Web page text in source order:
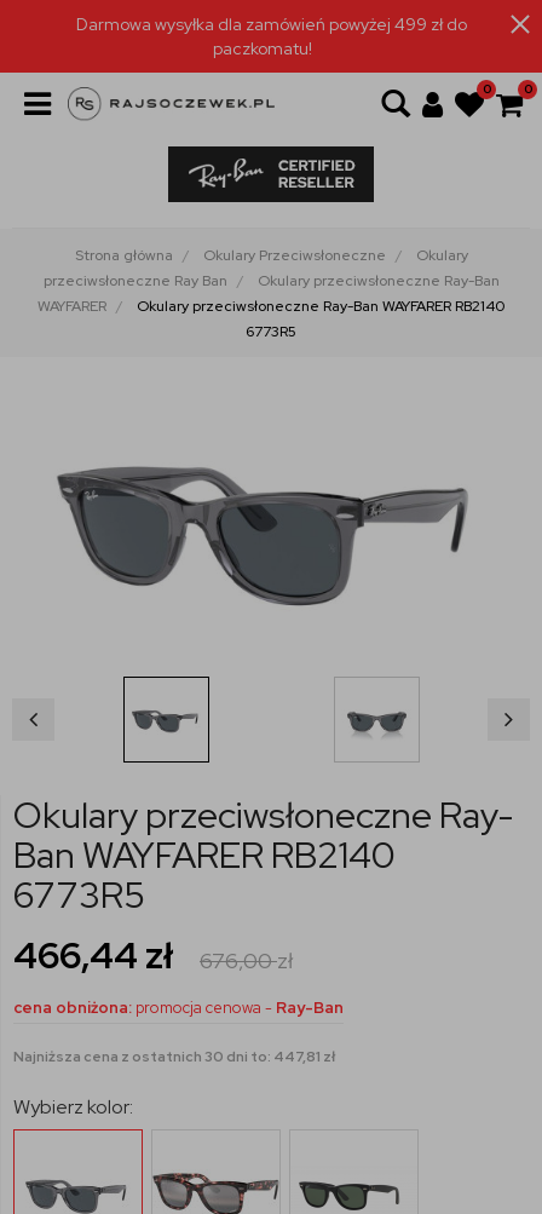
Darmowa wysyłka dla zamówień powyżej 499 zł do
paczkomatu!
0 0
Strona główna Okulary Przeciwsłoneczne
Okulary
przeciwsłoneczne Ray Ban
Okulary przeciwsłoneczne Ray-Ban
WAYFARER
Okulary przeciwsłoneczne Ray-Ban WAYFARER RB2140
6773R5
Okulary przeciwsłoneczne Ray-
Ban WAYFARER RB2140
6773R5
466,44 zł 676,00zł
cena obniżona: promocja cenowa - Ray-Ban
Najniższa cena z ostatnich 30 dni to: 447,81 zł
Wybierz kolor: